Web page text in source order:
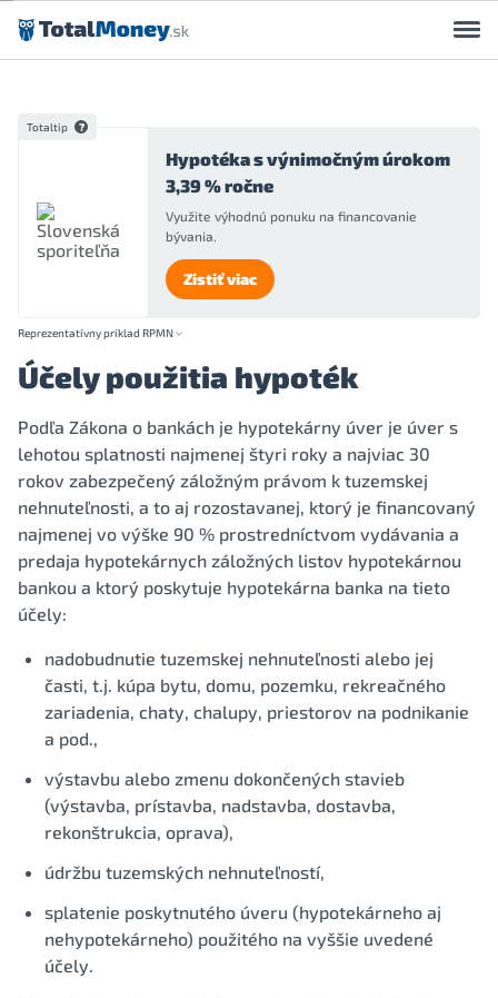
Preskočiť na obsah
Totaltip
Hypotéka s výnimočným úrokom
3,39 % ročne
Využite výhodnú ponuku na financovanie
bývania.
Zistiť viac
Reprezentatívny príklad RPMN
Účely použitia hypoték
Podľa Zákona o bankách je hypotekárny úver je úver s
lehotou splatnosti najmenej štyri roky a najviac 30
rokov zabezpečený záložným právom k tuzemskej
nehnuteľnosti, a to aj rozostavanej, ktorý je financovaný
najmenej vo výške 90 % prostredníctvom vydávania a
predaja hypotekárnych záložných listov hypotekárnou
bankou a ktorý poskytuje hypotekárna banka na tieto
účely:
nadobudnutie tuzemskej nehnuteľnosti alebo jej
časti, t.j. kúpa bytu, domu, pozemku, rekreačného
zariadenia, chaty, chalupy, priestorov na podnikanie
a pod.,
výstavbu alebo zmenu dokončených stavieb
(výstavba, prístavba, nadstavba, dostavba,
rekonštrukcia, oprava),
údržbu tuzemských nehnuteľností,
splatenie poskytnutého úveru (hypotekárneho aj
nehypotekárneho) použitého na vyššie uvedené
účely.